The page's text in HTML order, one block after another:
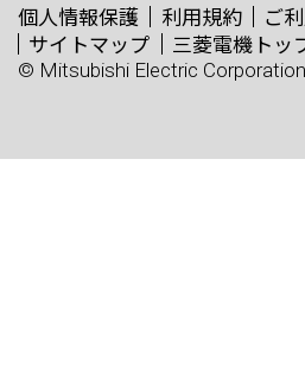
個人情報保護 利用規約
ご
サイトマップ
三菱電機トッ
© Mitsubishi Electric Corporation